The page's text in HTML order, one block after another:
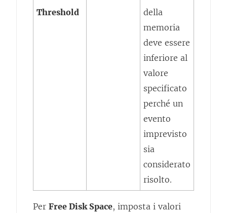
Threshold
della
memoria
deve essere
inferiore al
valore
specificato
perché un
evento
imprevisto
sia
considerato
risolto.
Per Free Disk Space, imposta i valori